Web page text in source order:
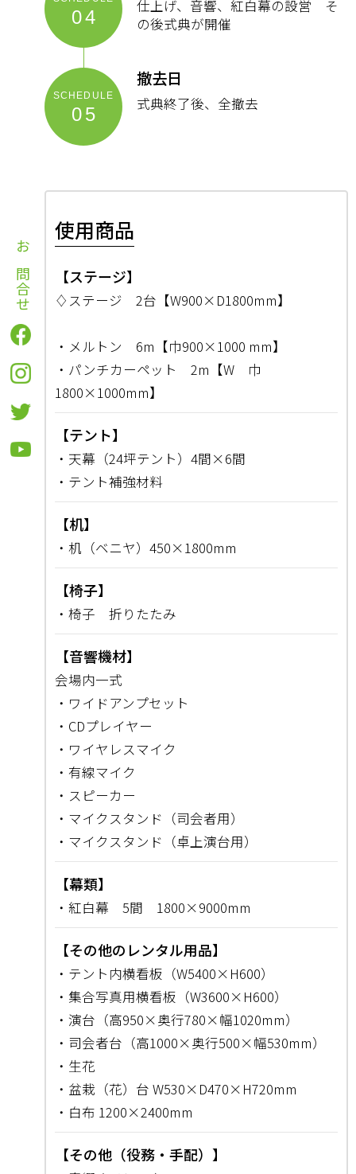
お問合せ
04
仕上げ、音響、紅白幕の設営 そ
の後式典が開催
05
撤去日
式典終了後、全撤去
使用商品
【ステージ】
♢ステージ 2台【W900×D1800mm】
・メルトン 6m【巾900×1000 mm】
・パンチカーペット 2m【W 巾
1800×1000mm】
【テント】
・天幕（24坪テント）4間×6間
・テント補強材料
【机】
・机（ベニヤ）450×1800mm
【椅子】
・椅子 折りたたみ
【音響機材】
会場内一式
・ワイドアンプセット
・CDプレイヤー
・ワイヤレスマイク
・有線マイク
・スピーカー
・マイクスタンド（司会者用）
・マイクスタンド（卓上演台用）
【幕類】
・紅白幕 5間 1800×9000mm
【その他のレンタル用品】
・テント内横看板（W5400×H600）
・集合写真用横看板（W3600×H600）
・演台（高950×奥行780×幅1020mm）
・司会者台（高1000×奥行500×幅530mm）
・生花
・盆栽（花）台 W530×D470×H720mm
・白布 1200×2400mm
【その他（役務・手配）】